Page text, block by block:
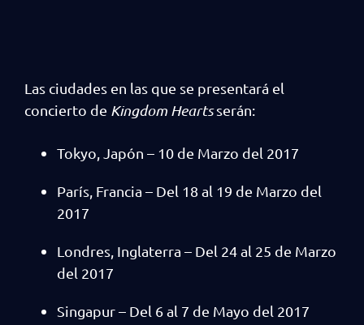
Las ciudades en las que se presentará el
concierto de Kingdom Heartsserán:
Tokyo, Japón – 10 de Marzo del 2017
París, Francia – Del 18 al 19 de Marzo del
2017
Londres, Inglaterra – Del 24 al 25 de Marzo
del 2017
Singapur – Del 6 al 7 de Mayo del 2017